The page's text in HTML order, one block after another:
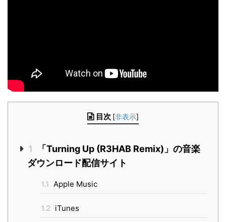
目次 [非表示]
1
「Turning Up (R3HAB Remix)」の音楽
ダウンロード配信サイト
1.1 Apple Music
1.2 iTunes